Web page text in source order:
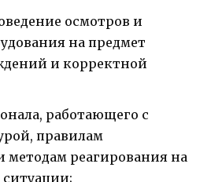
осмотров и
на предмет
и корректной
работающего с
правилам
методам реагирования на